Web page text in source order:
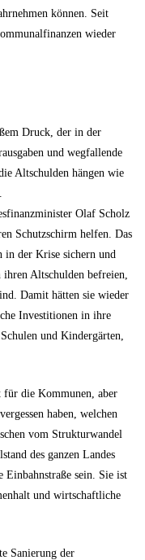
können. Seit
wieder
Druck, der in der
und wegfallende
Altschulden hängen wie
Olaf Scholz
Schutzschirm helfen. Das
der Krise sichern und
Altschulden befreien,
Damit hätten sie wieder
Investitionen in ihre
und Kindergärten,
die Kommunen, aber
haben, welchen
vom Strukturwandel
des ganzen Landes
Einbahnstraße sein. Sie ist
und wirtschaftliche
Sanierung der